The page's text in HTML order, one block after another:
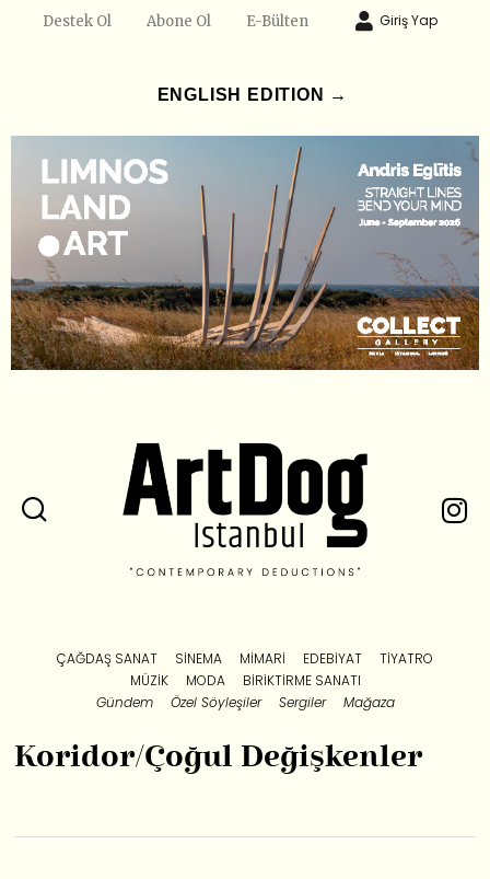
Destek Ol Abone Ol E-Bülten Giriş Yap
ENGLISH EDITION →
ÇAĞDAŞ SANAT SINEMA MIMARI EDEBIYAT
TIYATRO
MÜZIK
MODA
BIRIKTIRME SANATI
Gündem
Özel Söyleşiler Sergiler Mağaza
Koridor/Çoğul Değişkenler